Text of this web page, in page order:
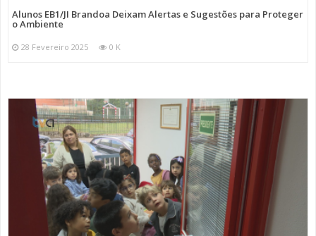
Alunos EB1/JI Brandoa Deixam Alertas e Sugestões para Proteger
o Ambiente
28 Fevereiro 2025 0 K